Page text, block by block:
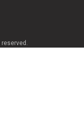
reserved.